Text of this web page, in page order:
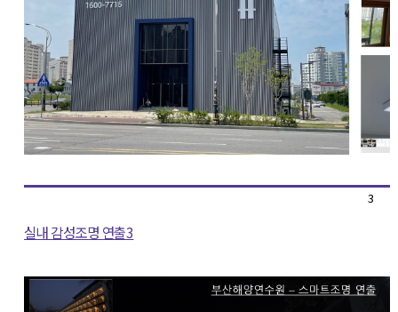
3
실내 감성조명 연출3